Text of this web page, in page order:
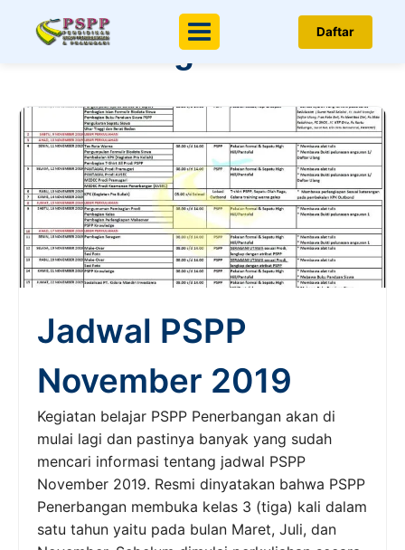
Menu Daftar
Berita & Artikel
Penerbangan
Jadwal PSPP
November 2019
Kegiatan belajar PSPP Penerbangan akan di
mulai lagi dan pastinya banyak yang sudah
mencari informasi tentang jadwal PSPP
November 2019. Resmi dinyatakan bahwa PSPP
Penerbangan membuka kelas 3 (tiga) kali dalam
satu tahun yaitu pada bulan Maret, Juli, dan